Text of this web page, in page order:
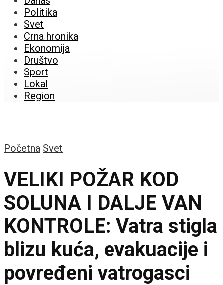
Politika
Svet
Crna hronika
Ekonomija
Društvo
Sport
Lokal
Region
Početna Svet
VELIKI POŽAR KOD
SOLUNA I DALJE VAN
KONTROLE: Vatra stigla
blizu kuća, evakuacije i
povređeni vatrogasci